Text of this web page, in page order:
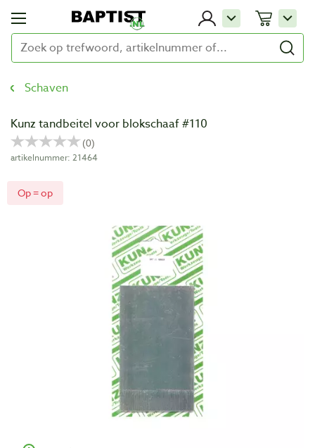
Schaven
Kunz tandbeitel voor blokschaaf #110
artikelnummer: 21464
Op = op